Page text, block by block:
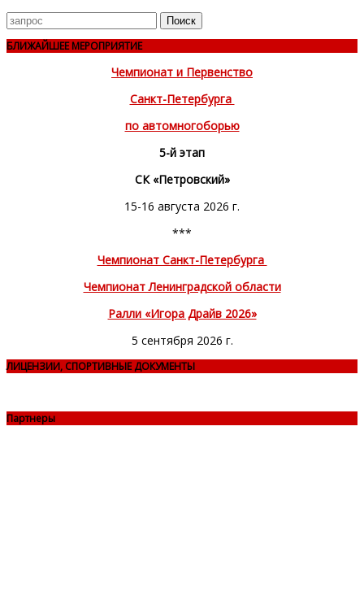
Поиск
для
БЛИЖАЙШЕЕ МЕРОПРИЯТИЕ
Чемпионат и Первенство
Санкт-Петербурга
по автомногоборью
5-й этап
СК «Петровский»
15-16 августа 2026 г.
***
Чемпионат Санкт-Петербурга
Чемпионат Ленинградской области
Ралли «Игора Драйв 2026»
5 сентября 2026 г.
ЛИЦЕНЗИИ, СПОРТИВНЫЕ ДОКУМЕНТЫ
Партнеры